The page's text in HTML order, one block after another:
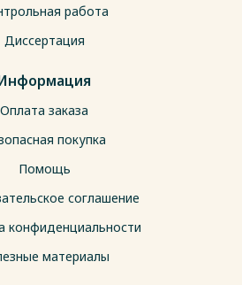
работа
Диссертация
Оплата заказа
покупка
Помощь
соглашение
конфиденциальности
материалы